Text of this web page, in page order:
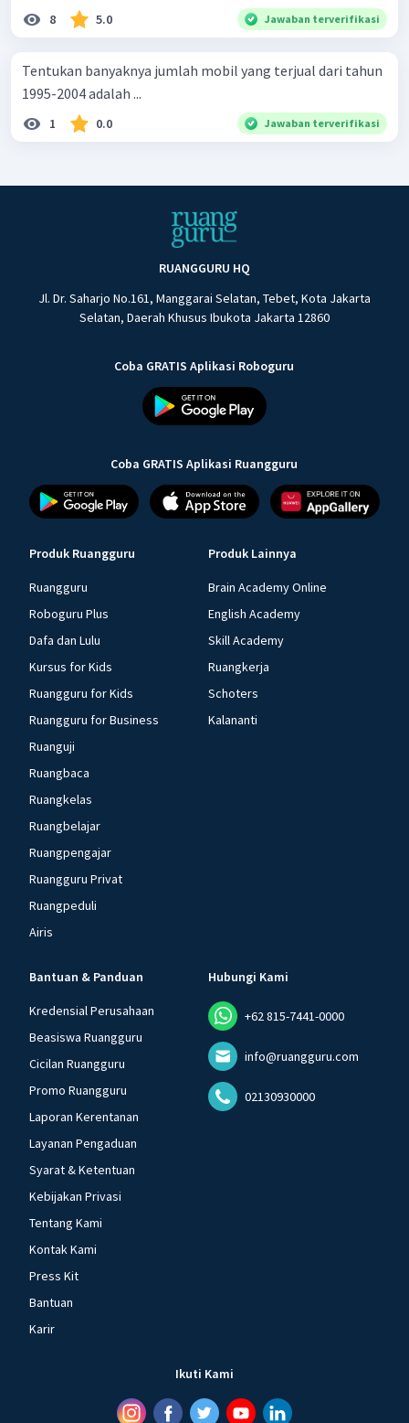
8 5.0 Jawaban terverifikasi
Tentukan banyaknya jumlah mobil yang terjual dari tahun
1995-2004 adalah ...
1 0.0 Jawaban terverifikasi
RUANGGURU HQ
Jl. Dr. Saharjo No.161, Manggarai Selatan, Tebet, Kota Jakarta
Selatan, Daerah Khusus Ibukota Jakarta 12860
Coba GRATIS Aplikasi Roboguru
Coba GRATIS Aplikasi Ruangguru
Produk Ruangguru
Ruangguru
Roboguru Plus
Dafa dan Lulu
Kursus for Kids
Ruangguru for Kids
Ruangguru for Business
Ruanguji
Ruangbaca
Ruangkelas
Ruangbelajar
Ruangpengajar
Ruangguru Privat
Ruangpeduli
Airis
Produk Lainnya
Brain Academy Online
English Academy
Skill Academy
Ruangkerja
Schoters
Kalananti
Bantuan & Panduan
Kredensial Perusahaan
Beasiswa Ruangguru
Cicilan Ruangguru
Promo Ruangguru
Laporan Kerentanan
Layanan Pengaduan
Syarat & Ketentuan
Kebijakan Privasi
Tentang Kami
Kontak Kami
Press Kit
Bantuan
Karir
Hubungi Kami
+62 815-7441-0000
info@ruangguru.com
02130930000
Ikuti Kami